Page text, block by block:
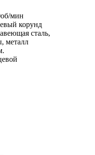
мин
корунд
сталь,
металл